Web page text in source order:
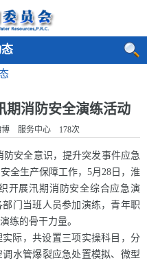
期消防安全演练活动
博 服务中心 178次
安全意识，提升突发事件应急
全生产保障工作，5月28日，淮
开展汛期消防安全综合应急演
门当班人员参加演练，青年职
练的骨干力量。
际，共设置三项实操科目，分
水管爆裂应急处置模拟、微型